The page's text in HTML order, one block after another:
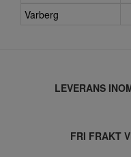
Varberg
LEVERANS
FRI FRAKT